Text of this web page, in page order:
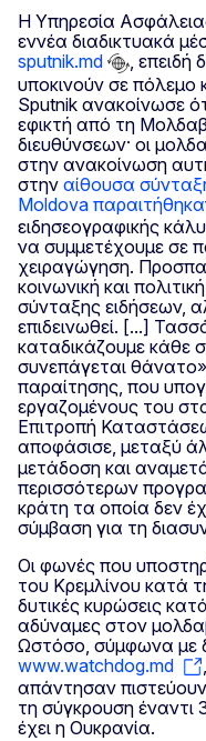
Η Υπηρεσία
εννέα διαδικτυακά
sputnik.md
, επειδή
υποκινούν σε πόλεμο
Sputnik ανακοίνωσε
εφικτή από τη
διευθύνσεων· οι
στην ανακοίνωση
στην αίθουσα
Moldova
ειδησεογραφικής
να συμμετέχουμε σε
χειραγώγηση.
κοινωνική και
σύνταξης ειδήσεων,
επιδεινωθεί. [...]
καταδικάζουμε κάθε
συνεπάγεται
παραίτησης, που
εργαζομένους του
Επιτροπή
αποφάσισε, μεταξύ
μετάδοση και
περισσότερων
κράτη τα οποία δεν
σύμβαση για τη
Οι φωνές που
του Κρεμλίνου κατά
δυτικές κυρώσεις
αδύναμες στον
Ωστόσο, σύμφωνα με
www.watchdog.md
απάντησαν πιστεύουν
τη σύγκρουση έναντι
έχει η Ουκρανία.